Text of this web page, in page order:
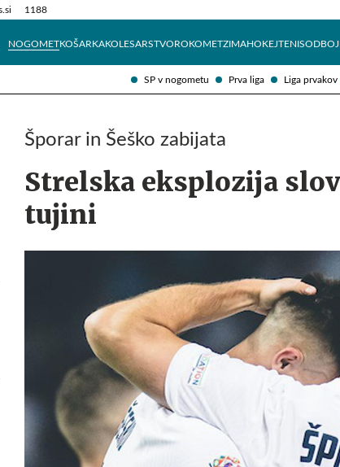
SP v nogometu Prva liga Liga prvakov
1188
NOGOMETKOŠARKAKOLESARSTVOROKOMETZIMAHOKEJTENIS
Tehnik
Šporar in Šeško zabijata
Strelska eksplozija
tujini